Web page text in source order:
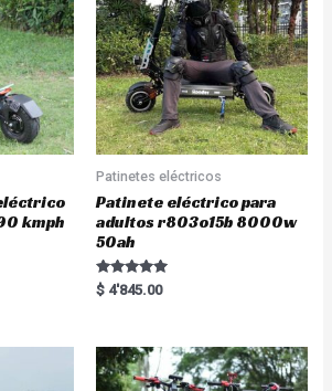
kmph
Patinetes eléctricos
Patinete eléctrico para
adultos r803o15b 8000w
50ah
Rated
5.00
$ 4'845.00